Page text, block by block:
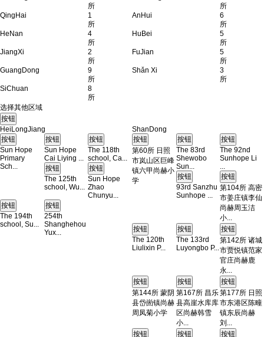
所
所
QingHai
1
所
AnHui
6
所
HeNan
4
所
HuBei
5
所
JiangXi
2
所
FuJian
5
所
GuangDong
9
所
Shǎn Xi
3
所
SiChuan
8
所
选择其他区域
HeiLongJiang
Sun Hope
Primary
Sch...
Sun Hope
Cai Liying ...
The 118th
school, Ca...
The 125th
school, Wu...
Sun Hope
Zhao
Chunyu...
The 194th
school, Su...
254th
Shanghehou
Yux...
ShanDong
第60所 日照
市岚山区巨峰
镇六甲尚赫小
学
The 83rd
Shewobo
Sun...
The 92nd
Sunhope Li
...
93rd Sanzhu
Sunhope ...
第104所 高密
市姜庄镇李仙
尚赫周玉洁
小...
The 120th
Liulixin P...
The 133rd
Luyongbo P...
第142所 诸城
市贾悦镇范家
官庄尚赫鹿
永...
第144所 蒙阴
县岱崮镇尚赫
周凤菊小学
第167所 昌乐
县高崖水库库
区尚赫韩雪
小...
第177所 日照
市东港区陈疃
镇东辰尚赫
刘...